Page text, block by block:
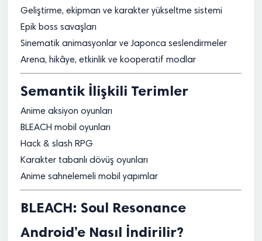
Geliştirme, ekipman ve karakter yükseltme sistemi
Epik boss savaşları
Sinematik animasyonlar ve Japonca seslendirmeler
Arena, hikâye, etkinlik ve kooperatif modlar
Semantik İlişkili Terimler
Anime aksiyon oyunları
BLEACH mobil oyunları
Hack & slash RPG
Karakter tabanlı dövüş oyunları
Anime sahnelemeli mobil yapımlar
BLEACH: Soul Resonance
Android’e Nasıl İndirilir?